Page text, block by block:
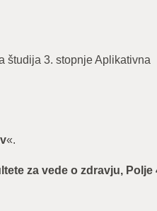
študija 3. stopnje Aplikativna
«.
za vede o zdravju, Polje